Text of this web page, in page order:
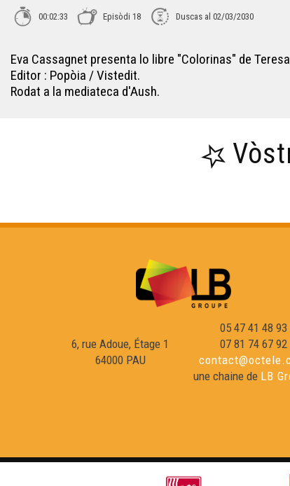
00:02:33 Episòdi 18 Duscas al 02/03/2030
Eva Cassagnet presenta lo libre "Colorinas" de
Editor : Popòia / Vistedit.
Rodat a la mediateca d'Aush.
6, rue Adoue, Étage 1
64000 PAU
05 47 41 48 93
07 81 74 67 92
une chaine de LB